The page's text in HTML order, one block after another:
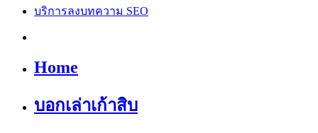
บริการลงบทความ SEO
Home
บอกเล่าเก้าสิบ